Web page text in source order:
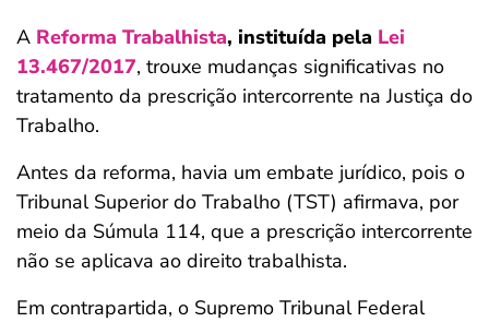
A Reforma Trabalhista, instituída pela Lei
13.467/2017, trouxe mudanças significativas no
tratamento da prescrição intercorrente na Justiça do
Trabalho.
Antes da reforma, havia um embate jurídico, pois o
Tribunal Superior do Trabalho (TST) afirmava, por
meio da Súmula 114, que a prescrição intercorrente
não se aplicava ao direito trabalhista.
Em contrapartida, o Supremo Tribunal Federal